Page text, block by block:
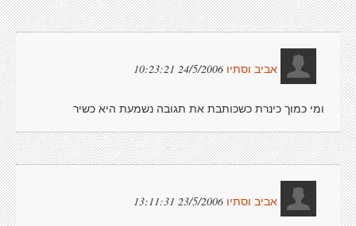
אביב וסתיו 24/5/2006 10:23:21
ומי כמוך כינרת כשכותבת את תגובה נשמעת היא כשיר
אביב וסתיו 23/5/2006 13:11:31